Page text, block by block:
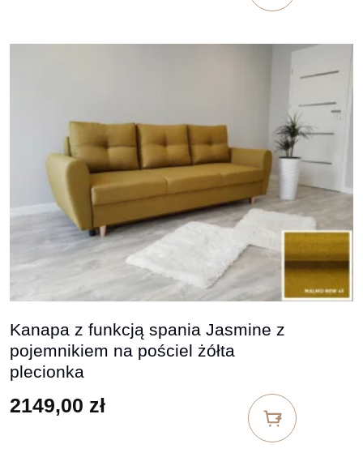
Kanapa z funkcją spania Jasmine z
pojemnikiem na pościel żółta
plecionka
2149,00 zł